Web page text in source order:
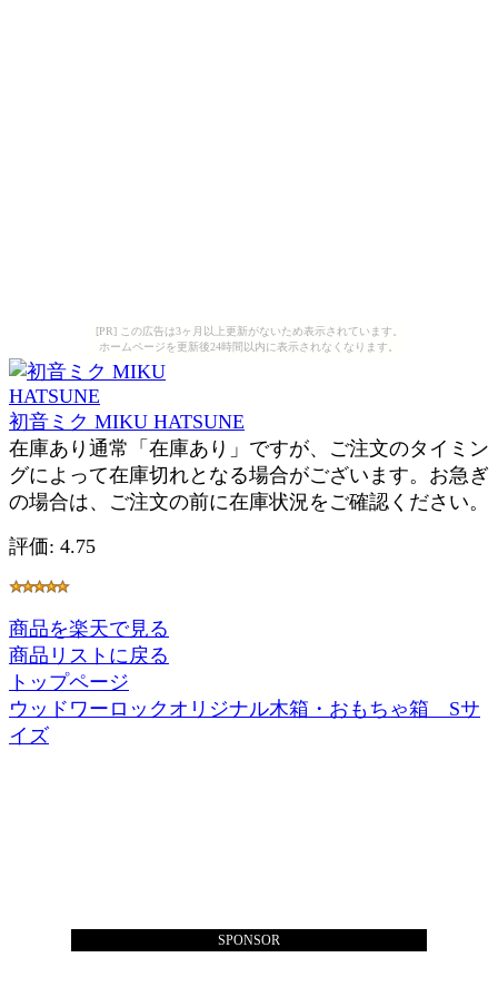
[PR] この広告は3ヶ月以上更新がないため表示されています。
ホームページを更新後24時間以内に表示されなくなります。
初音ミク MIKU HATSUNE
在庫あり通常「在庫あり」ですが、ご注文のタイミン
グによって在庫切れとなる場合がございます。お急ぎ
の場合は、ご注文の前に在庫状況をご確認ください。
評価: 4.75
商品を楽天で見る
商品リストに戻る
トップページ
ウッドワーロックオリジナル木箱・おもちゃ箱 Sサ
イズ
SPONSOR